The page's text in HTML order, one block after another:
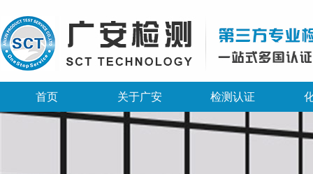
首页 关于广安 检测认证